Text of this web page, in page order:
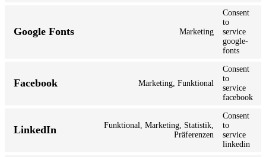
Google Fonts Marketing
Consent
to
service
google-
fonts
Facebook Marketing, Funktional
Consent
to
service
facebook
LinkedIn
Funktional, Marketing, Statistik,
Präferenzen
Consent
to
service
linkedin